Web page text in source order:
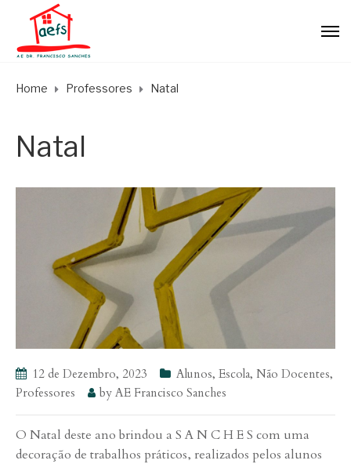
Home Professores Natal
Natal
12 de Dezembro, 2023 Alunos, Escola, Não Docentes,
Professores
by AE Francisco Sanches
O Natal deste ano brindou a S A N C H E S com uma
decoração de trabalhos práticos, realizados pelos alunos